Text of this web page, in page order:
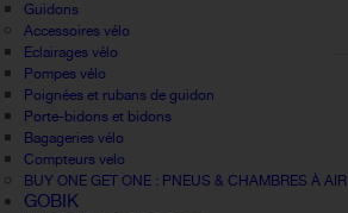
Guidons
Accessoires vélo
Eclairages vélo
Pompes vélo
Poignées et rubans de guidon
Porte-bidons et bidons
Bagageries vélo
Compteurs velo
BUY ONE GET ONE : PNEUS & CHAMBRES À AIR
GOBIK